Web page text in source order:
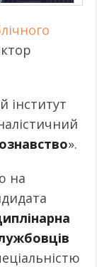
інститут
».
на